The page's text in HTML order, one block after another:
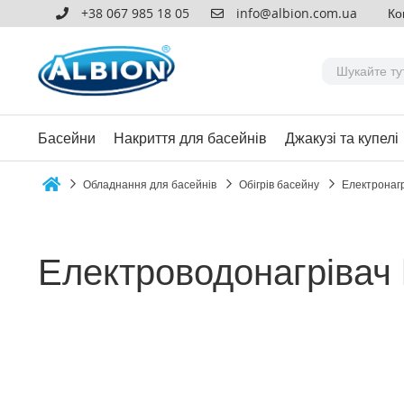
+38 067 985 18 05 info@albion.com.ua
Басейни Накриття для басейнів Джакузі та купелі
Обладнання для басейнів Обігрів басейну